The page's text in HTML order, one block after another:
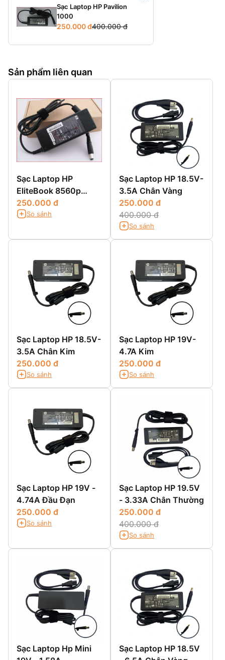
Sạc Laptop HP Pavilion
1000
250.000 đ400.000 đ
Sản phẩm liên quan
Sạc Laptop HP
EliteBook 8560p
8570p
250.000 đ
So sánh
Sạc Laptop HP 18.5V-
3.5A Chân Vàng
250.000 đ
400.000 đ
So sánh
Sạc Laptop HP 18.5V-
3.5A Chân Kim
250.000 đ
So sánh
Sạc Laptop HP 19V-
4.7A Kim
250.000 đ
So sánh
Sạc Laptop HP 19V -
4.74A Đầu Đạn
250.000 đ
So sánh
Sạc Laptop HP 19.5V
- 3.33A Chân Thường
250.000 đ
400.000 đ
So sánh
Sạc Laptop Hp Mini
Sạc Laptop HP 18.5V